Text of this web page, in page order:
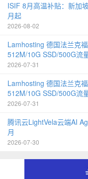
ISIF 8月高温补贴：新加
月起
2026-08-02
Lamhosting 德国法兰克
512M/10G SSD/500G流
2026-07-31
Lamhosting 德国法兰克
512M/10G SSD/500G流
2026-07-31
腾讯云LightVela云端AI
月
2026-07-30